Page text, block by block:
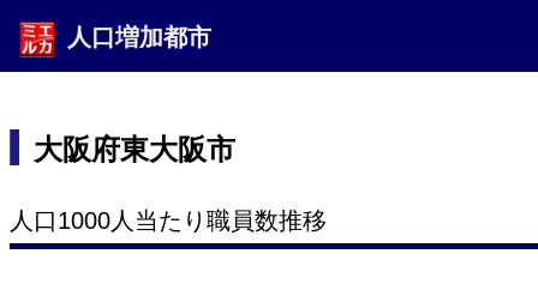
人口増加都市
大阪府東大阪市
人口1000人当たり職員数推移